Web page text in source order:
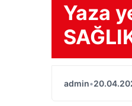
Yaza
admin•